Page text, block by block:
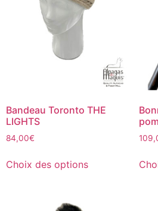
Bandeau Toronto THE
LIGHTS
84,00€
Choix des options